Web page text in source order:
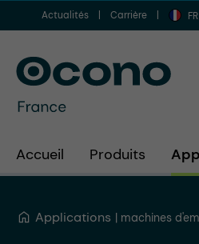
au contenu principal
Aller à la recherche
Aller à la navigation
Actualités Carrière FR
Accueil Produits
Applications machines